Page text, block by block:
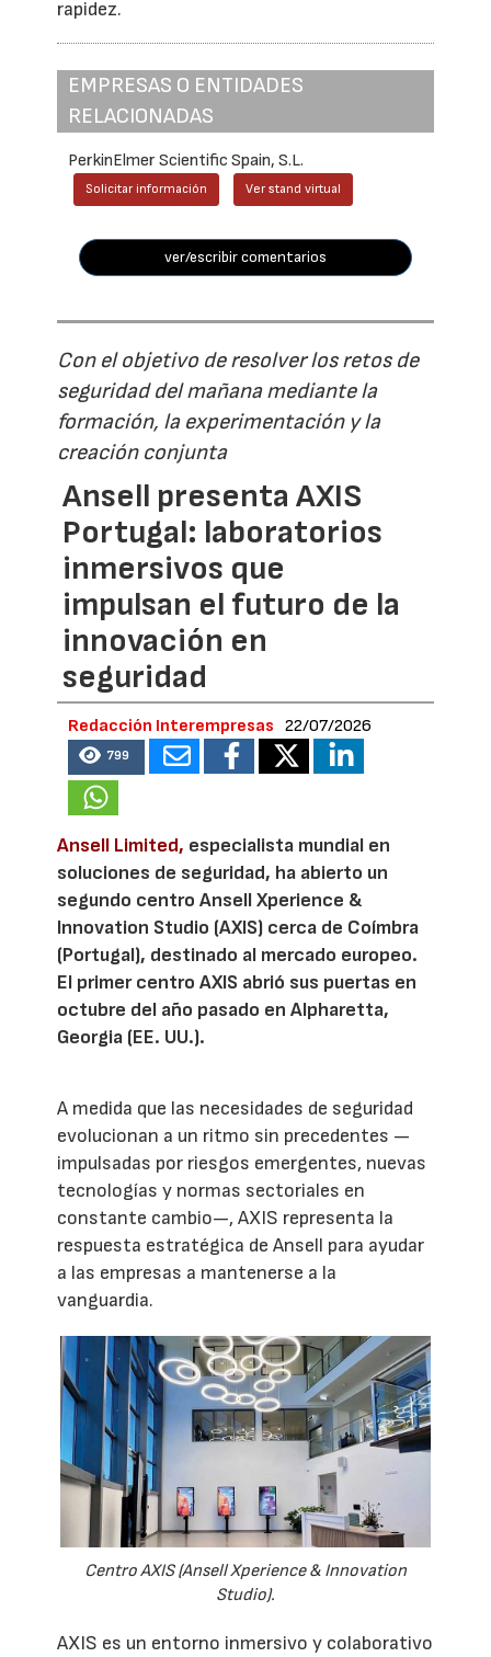
rapidez.
EMPRESAS O ENTIDADES
RELACIONADAS
PerkinElmer Scientific Spain, S.L.
Solicitar información Ver stand virtual
ver/escribir comentarios
Con el objetivo de resolver los retos de
seguridad del mañana mediante la
formación, la experimentación y la
creación conjunta
Ansell presenta AXIS
Portugal: laboratorios
inmersivos que
impulsan el futuro de la
innovación en
seguridad
Redacción Interempresas 22/07/2026
799
Ansell Limited, especialista mundial en
soluciones de seguridad, ha abierto un
segundo centro Ansell Xperience &
Innovation Studio (AXIS) cerca de Coímbra
(Portugal), destinado al mercado europeo.
El primer centro AXIS abrió sus puertas en
octubre del año pasado en Alpharetta,
Georgia (EE. UU.).
A medida que las necesidades de seguridad
evolucionan a un ritmo sin precedentes —
impulsadas por riesgos emergentes, nuevas
tecnologías y normas sectoriales en
constante cambio—, AXIS representa la
respuesta estratégica de Ansell para ayudar
a las empresas a mantenerse a la
vanguardia.
Centro AXIS (Ansell Xperience & Innovation
Studio).
AXIS es un entorno inmersivo y colaborativo